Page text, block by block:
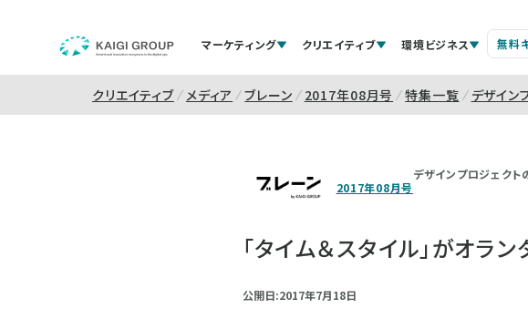
マーケティング クリエイティブ 環境ビジネス 無料
クリエイティブ メディア ブレーン 2017年08月号 特集一覧 デザイン
2017年08月号
デザインプロジェクト
「タイム＆スタイル」がオラ
公開日:2017年7月18日